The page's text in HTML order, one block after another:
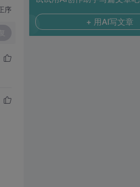
序
+ 用AI写文章